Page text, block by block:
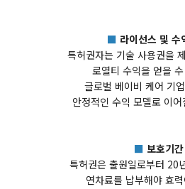
■ 라이선스 및 수
특허권자는 기술 사용권을
로열티 수익을 얻을
글로벌 베이비 케어 기
안정적인 수익 모델로 이
■ 보호기간
특허권은 출원일로부터 20
연차료를 납부해야 효